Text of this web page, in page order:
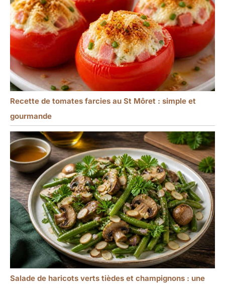
Recette de tomates farcies au St Môret : simple et
gourmande
Salade de haricots verts tièdes et champignons : une